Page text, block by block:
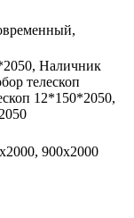
Наличник
телескоп
12*150*2050,
900x2000